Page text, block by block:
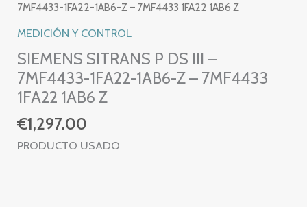
7MF4433-1FA22-1AB6-Z – 7MF4433 1FA22 1AB6 Z
MEDICIÓN Y CONTROL
SIEMENS SITRANS P DS III –
7MF4433-1FA22-1AB6-Z – 7MF4433
1FA22 1AB6 Z
€1,297.00
PRODUCTO USADO